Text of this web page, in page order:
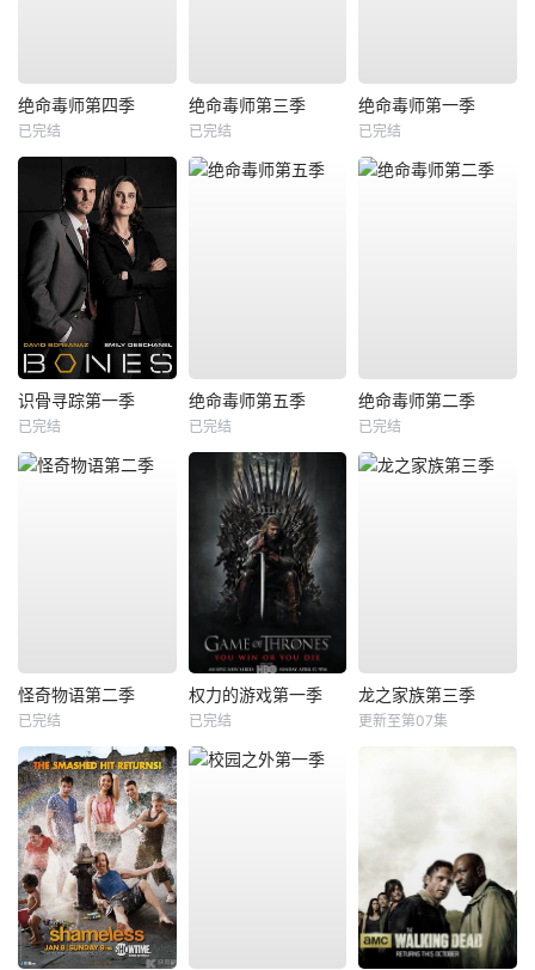
绝命毒师第四季
已完结
绝命毒师第三季
已完结
绝命毒师第一季
已完结
识骨寻踪第一季
已完结
绝命毒师第五季
已完结
绝命毒师第二季
已完结
怪奇物语第二季
已完结
权力的游戏第一季
已完结
龙之家族第三季
更新至第07集